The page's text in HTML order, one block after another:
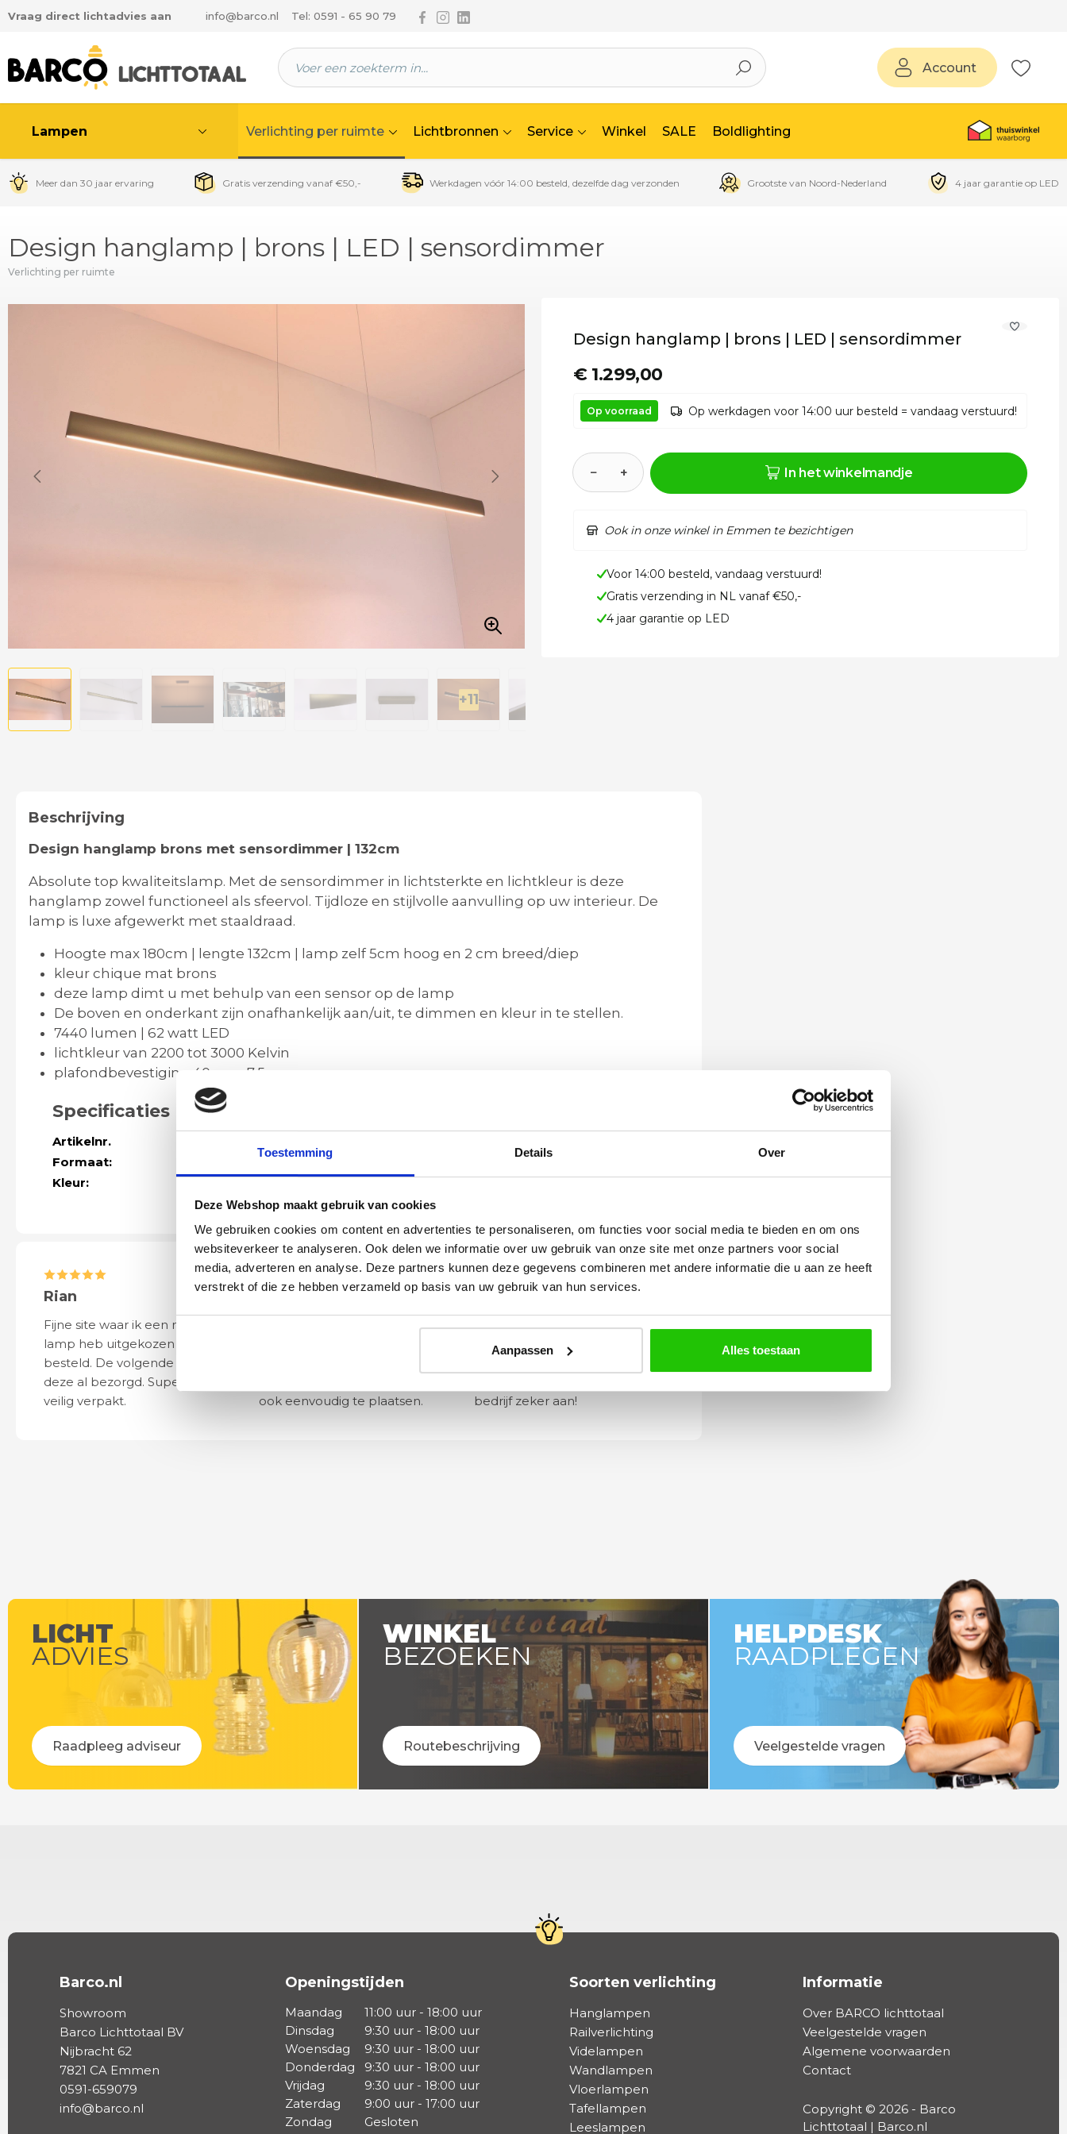
Toestemming Details Over
Deze Webshop maakt gebruik van cookies
We gebruiken cookies om content en advertenties te personaliseren, om functies voor social media te bieden en om ons
websiteverkeer te analyseren. Ook delen we informatie over uw gebruik van onze site met onze partners voor social
media, adverteren en analyse. Deze partners kunnen deze gegevens combineren met andere informatie die u aan ze heeft
verstrekt of die ze hebben verzameld op basis van uw gebruik van hun services.
Aanpassen Alles toestaan
hoofdinhoud
Vraag direct lichtadvies aan info@barco.nl Tel: 0591 - 65 90 79 Volg ons via Facebook
Volg ons via Instagram
Volg ons via Linkedin
Account
Lampen Verlichting per ruimte Lichtbronnen Service Winkel SALE Boldlighting
Meer dan 30 jaar ervaring Gratis verzending vanaf €50,- Werkdagen vóór 14:00 besteld, dezelfde dag verzonden Grootste van Noord-Nederland 4 jaar garantie op LED
Design hanglamp | brons | LED | sensordimmer
Verlichting per ruimte
Design hanglamp | brons | LED | sensordimmer
€ 1.299,00
Op voorraad Op werkdagen voor 14:00 uur besteld = vandaag verstuurd!
− + In het winkelmandje
Ook in onze winkel in Emmen te bezichtigen
Voor 14:00 besteld, vandaag verstuurd!
Gratis verzending in NL vanaf €50,-
4 jaar garantie op LED
Beschrijving
Design hanglamp brons met sensordimmer | 132cm
Absolute top kwaliteitslamp. Met de sensordimmer in lichtsterkte en lichtkleur is deze
hanglamp zowel functioneel als sfeervol. Tijdloze en stijlvolle aanvulling op uw interieur. De
lamp is luxe afgewerkt met staaldraad.
Hoogte max 180cm | lengte 132cm | lamp zelf 5cm hoog en 2 cm breed/diep
kleur chique mat brons
deze lamp dimt u met behulp van een sensor op de lamp
De boven en onderkant zijn onafhankelijk aan/uit, te dimmen en kleur in te stellen.
7440 lumen | 62 watt LED
lichtkleur van 2200 tot 3000 Kelvin
plafondbevestiging 40cm x 7,5cm
Specificaties
Artikelnr.
Formaat:
Lengte 132cm | hoogte 180 cm max
Kleur:
brons
Rian
Fijne site waar ik een mooie
lamp heb uitgekozen en
besteld. De volgende dag werd
deze al bezorgd. Super netjes en
veilig verpakt.
Anne
ook eenvoudig te plaatsen.
Yvonne
Wij hadden 2 lampen besteld
met totaal 11 mondgeblazen
bedrijf zeker aan!
LICHT
ADVIES
Raadpleeg adviseur
WINKEL
BEZOEKEN
Routebeschrijving
HELPDESK
RAADPLEGEN
Veelgestelde vragen
Barco.nl
Showroom
Barco Lichttotaal BV
Nijbracht 62
7821 CA Emmen
0591-659079
info@barco.nl
Openingstijden
Maandag
11:00 uur - 18:00 uur
Dinsdag
9:30 uur - 18:00 uur
Woensdag
9:30 uur - 18:00 uur
Donderdag
9:30 uur - 18:00 uur
Vrijdag
9:30 uur - 18:00 uur
Zaterdag
9:00 uur - 17:00 uur
Zondag
Gesloten
Soorten verlichting
Hanglampen
Railverlichting
Videlampen
Wandlampen
Vloerlampen
Tafellampen
Leeslampen
Informatie
Over BARCO lichttotaal
Veelgestelde vragen
Algemene voorwaarden
Contact
Copyright © 2026 - Barco
Lichttotaal | Barco.nl